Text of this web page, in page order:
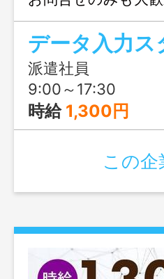
にご連絡ください。
データ入力ス
派遣社員
9:00～17:30
時給 1,300円
この